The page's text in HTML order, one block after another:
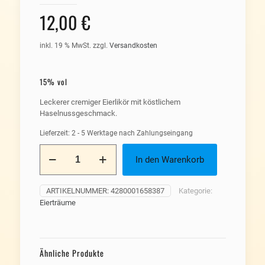
12,00€
inkl. 19 % MwSt. zzgl. Versandkosten
15% vol
Leckerer cremiger Eierlikör mit köstlichem
Haselnussgeschmack.
Lieferzeit: 2 - 5 Werktage nach Zahlungseingang
Haselnusstraum
Menge
In den Warenkorb
ARTIKELNUMMER: 4280001658387
Kategorie:
Eierträume
Ähnliche Produkte